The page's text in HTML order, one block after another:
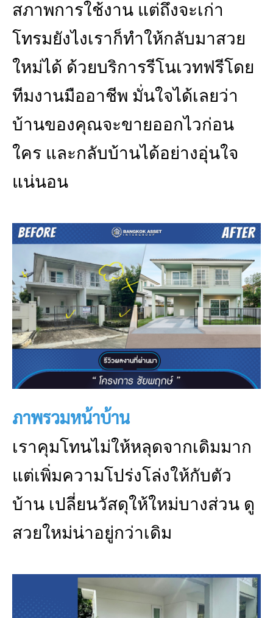
สภาพการใช้งาน แต่ถึงจะเก่า
โทรมยังไงเราก็ทำให้กลับมาสวย
ใหม่ได้ ด้วยบริการรีโนเวทฟรีโดย
ทีมงานมืออาชีพ มั่นใจได้เลยว่า
บ้านของคุณจะขายออกไวก่อน
ใคร และกลับบ้านได้อย่างอุ่นใจ
แน่นอน
ภาพรวมหน้าบ้าน
เราคุมโทนไม่ให้หลุดจากเดิมมาก
แต่เพิ่มความโปร่งโล่งให้กับตัว
บ้าน เปลี่ยนวัสดุให้ใหม่บางส่วน ดู
สวยใหม่น่าอยู่กว่าเดิม